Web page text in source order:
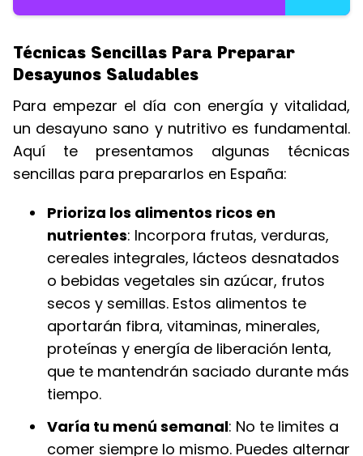
Técnicas Sencillas Para Preparar
Desayunos Saludables
Para empezar el día con energía y vitalidad,
un desayuno sano y nutritivo es fundamental.
Aquí te presentamos algunas técnicas
sencillas para prepararlos en España:
Prioriza los alimentos ricos en
nutrientes: Incorpora frutas, verduras,
cereales integrales, lácteos desnatados
o bebidas vegetales sin azúcar, frutos
secos y semillas. Estos alimentos te
aportarán fibra, vitaminas, minerales,
proteínas y energía de liberación lenta,
que te mantendrán saciado durante más
tiempo.
Varía tu menú semanal: No te limites a
comer siempre lo mismo. Puedes alternar